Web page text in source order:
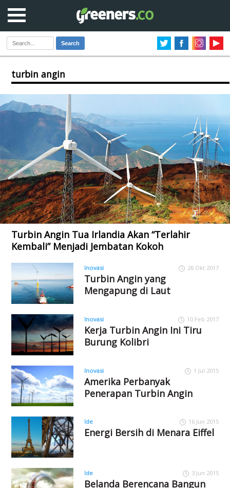
Search
turbin angin
Turbin Angin Tua Irlandia Akan “Terlahir
Kembali” Menjadi Jembatan Kokoh
Inovasi 26 Okt 2017
Turbin Angin yang
Mengapung di Laut
Inovasi 10 Feb 2017
Kerja Turbin Angin Ini Tiru
Burung Kolibri
Inovasi 1 Jul 2015
Amerika Perbanyak
Penerapan Turbin Angin
Ide 16 Jun 2015
Energi Bersih di Menara Eiffel
Ide 3 Jun 2015
Belanda Berencana Bangun